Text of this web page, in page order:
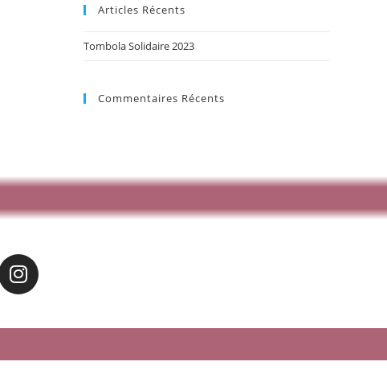
Articles Récents
Tombola Solidaire 2023
Commentaires Récents